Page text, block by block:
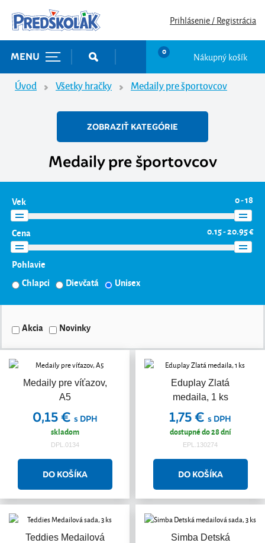
Prihlásenie / Registrácia
MENU 0 Nákupný košík
Úvod Všetky hračky Medaily pre športovcov
ZOBRAZIŤ KATEGÓRIE
Medaily pre športovcov
Vek 0 - 18
Cena 0.15 - 20.95 €
Pohlavie
Chlapci
Dievčatá Unisex
Akcia Novinky
Medaily pre víťazov,
A5
0,15 € s DPH
skladom
DPL.0134
Eduplay Zlatá
medaila, 1 ks
1,75 € s DPH
dostupné do 28 dní
EPL.130274
Teddies Medailová
Simba Detská